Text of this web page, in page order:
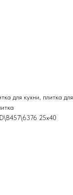
для кухни, плитка
25x40